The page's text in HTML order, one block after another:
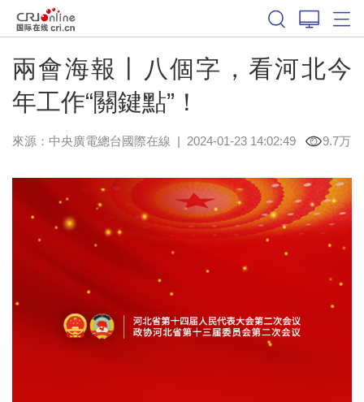
兩會海報丨八個字，看河北今
年工作“關鍵點”！
來源：中央廣電總台國際在線 | 2024-01-23 14:02:49 9.7万